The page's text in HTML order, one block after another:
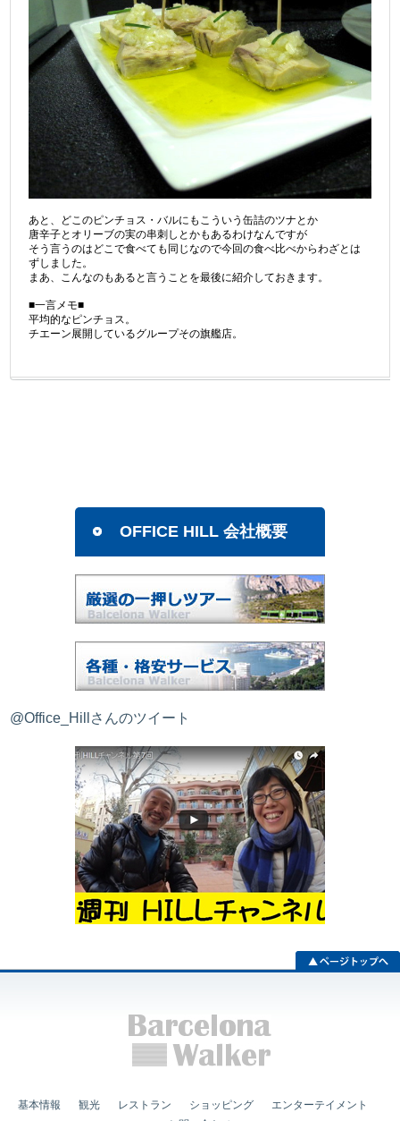
あと、どこのピンチョス・バルにもこういう缶詰のツナとか
唐辛子とオリーブの実の串刺しとかもあるわけなんですが
そう言うのはどこで食べても同じなので今回の食べ比べからわざとは
ずしました。
まあ、こんなのもあると言うことを最後に紹介しておきます。
■一言メモ■
平均的なピンチョス。
チエーン展開しているグループその旗艦店。
OFFICE HILL 会社概要
@Office_Hillさんのツイート
基本情報 観光 レストラン ショッピング
エンターテイメント